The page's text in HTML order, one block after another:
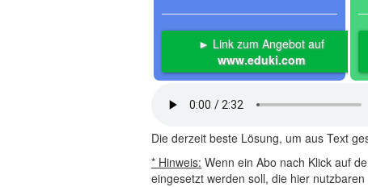
► Link zum Angebot auf
www.eduki.com
Die derzeit beste Lösung, um aus Text
* Hinweis: Wenn ein Abo nach Klick auf
eingesetzt werden soll, die hier